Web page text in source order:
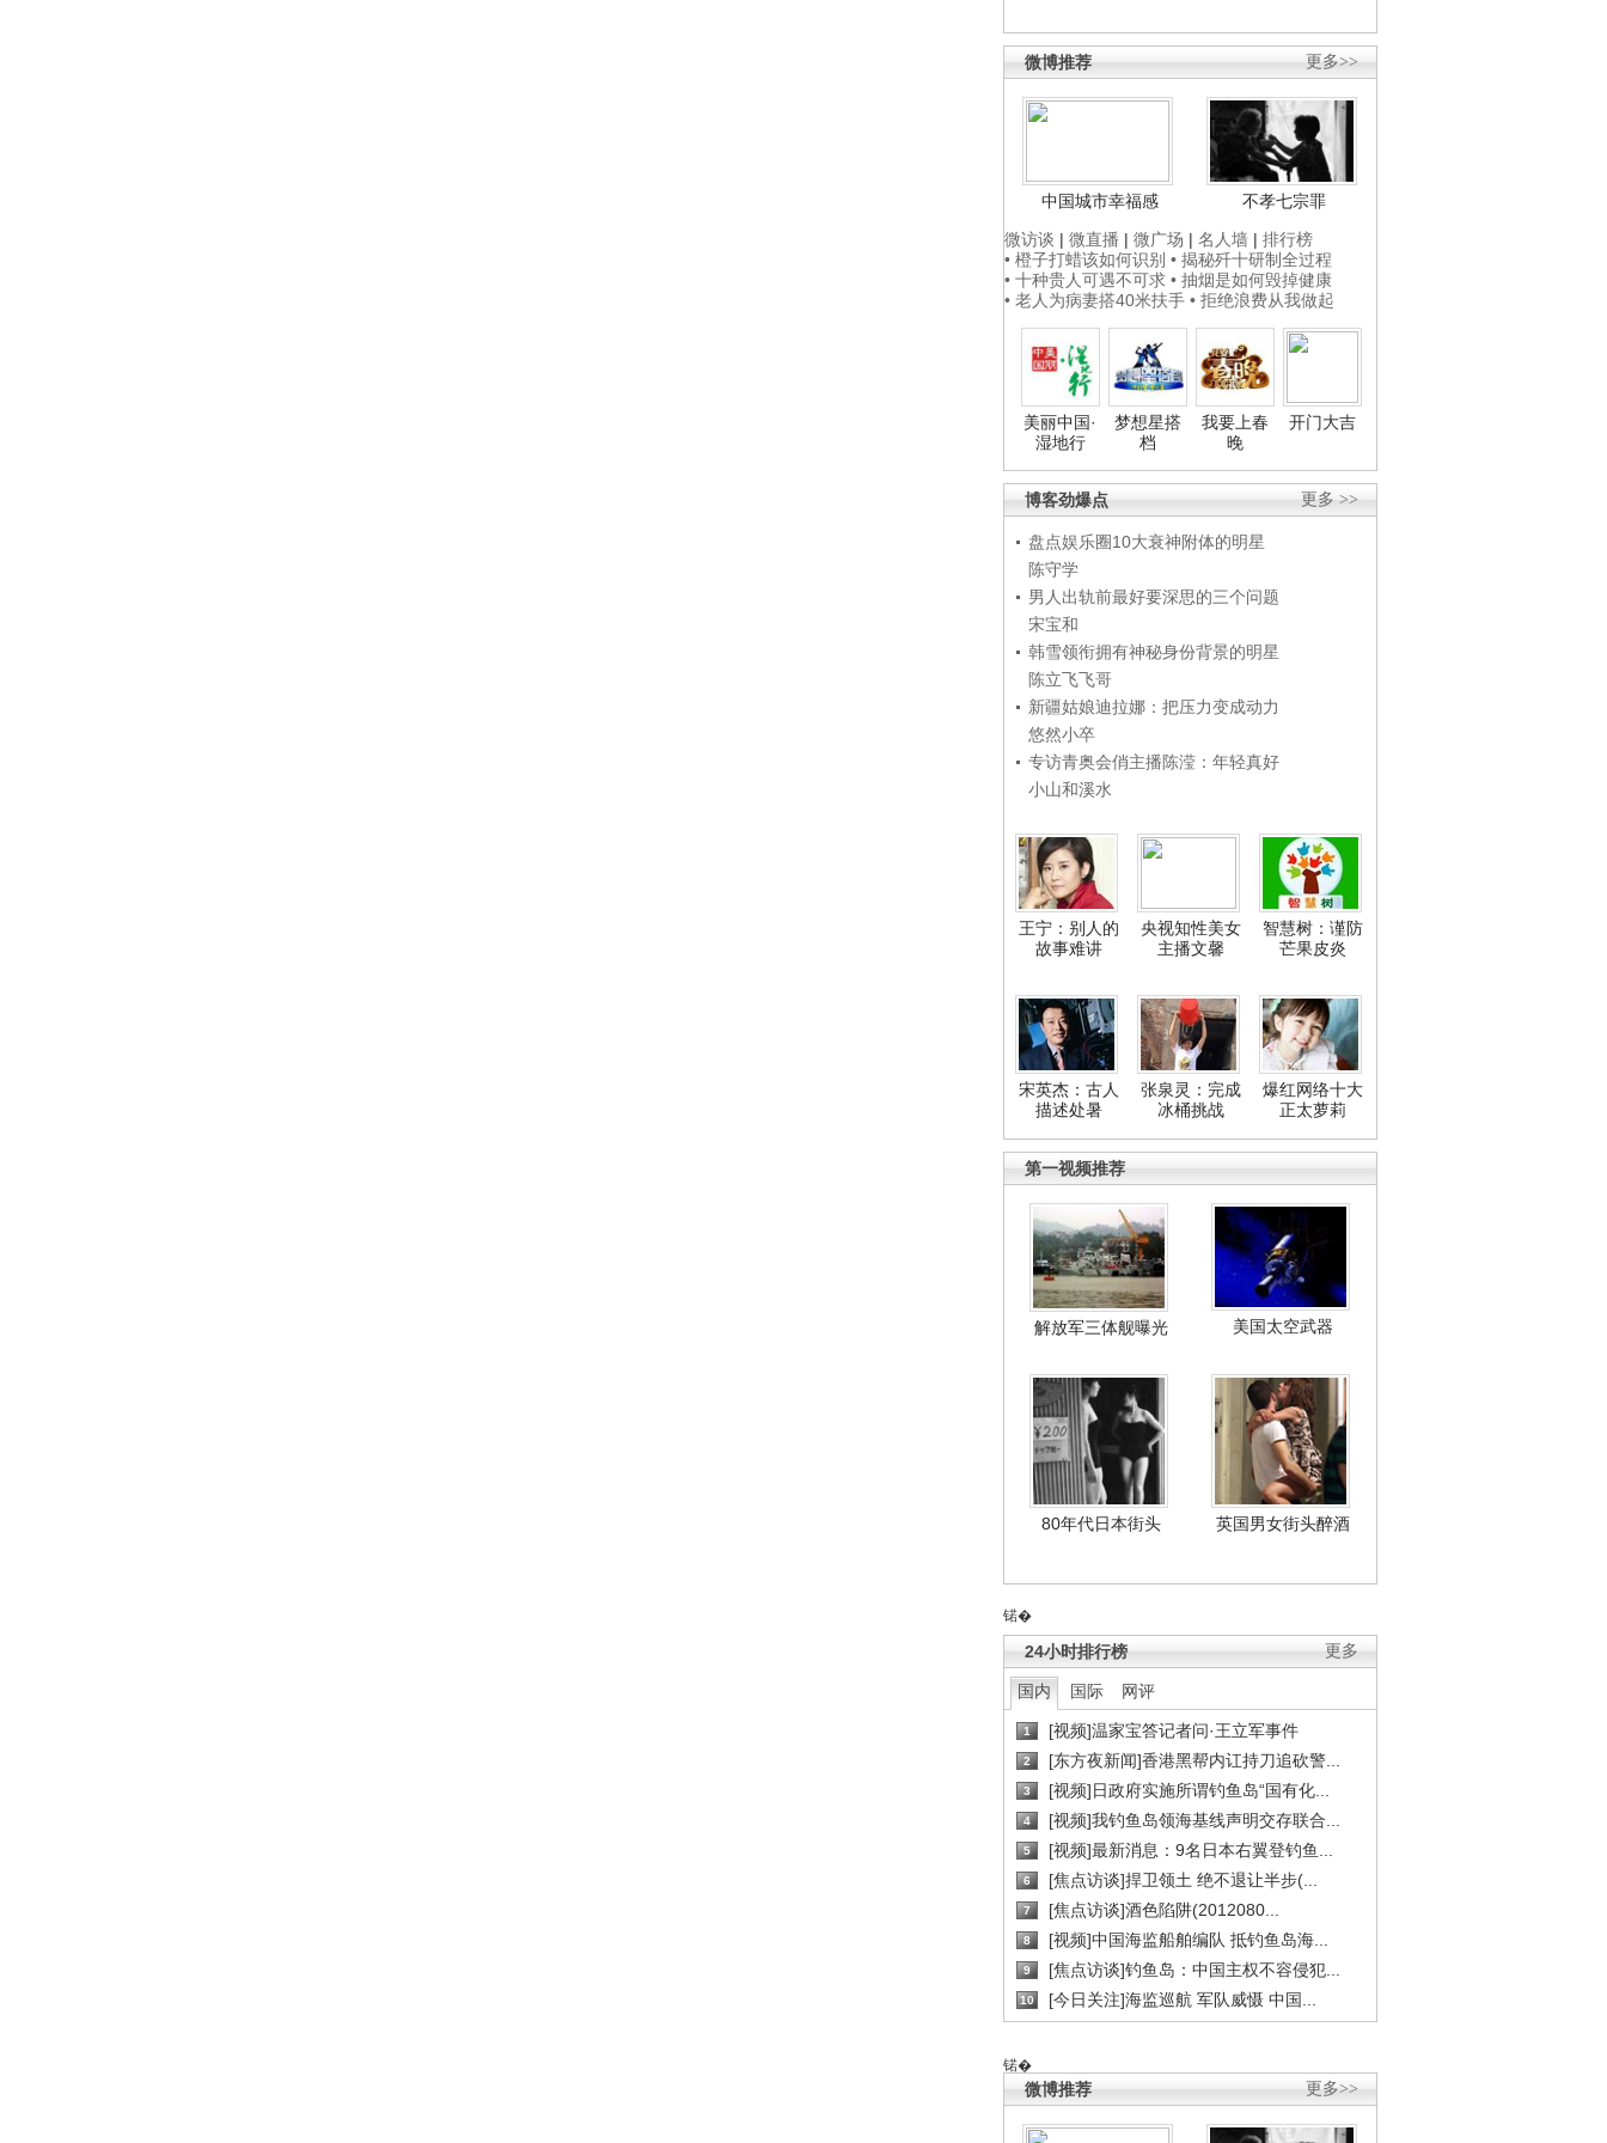
更多>>
微博推荐
中国城市幸福感
不孝七宗罪
微访谈 | 微直播 | 微广场 | 名人墙 | 排行榜
• 橙子打蜡该如何识别 • 揭秘歼十研制全过程
• 十种贵人可遇不可求 • 抽烟是如何毁掉健康
• 老人为病妻搭40米扶手 • 拒绝浪费从我做起
美丽中国·
湿地行
梦想星搭
档
我要上春
晚
开门大吉
更多 >>
博客劲爆点
盘点娱乐圈10大衰神附体的明星
陈守学
男人出轨前最好要深思的三个问题
宋宝和
韩雪领衔拥有神秘身份背景的明星
陈立飞飞哥
新疆姑娘迪拉娜：把压力变成动力
悠然小卒
专访青奥会俏主播陈滢：年轻真好
小山和溪水
王宁：别人的
故事难讲
央视知性美女
主播文馨
智慧树：谨防
芒果皮炎
宋英杰：古人
描述处暑
张泉灵：完成
冰桶挑战
爆红网络十大
正太萝莉
第一视频推荐
解放军三体舰曝光 美国太空武器
80年代日本街头 英国男女街头醉酒
锘�
更多
24小时排行榜
国内 国际 网评
1 [视频]温家宝答记者问·王立军事件
2 [东方夜新闻]香港黑帮内讧持刀追砍警...
3 [视频]日政府实施所谓钓鱼岛“国有化...
4 [视频]我钓鱼岛领海基线声明交存联合...
5 [视频]最新消息：9名日本右翼登钓鱼...
6 [焦点访谈]捍卫领土 绝不退让半步(...
7 [焦点访谈]酒色陷阱(2012080...
8 [视频]中国海监船舶编队 抵钓鱼岛海...
9 [焦点访谈]钓鱼岛：中国主权不容侵犯...
10 [今日关注]海监巡航 军队威慑 中国...
锘�
更多>>
微博推荐